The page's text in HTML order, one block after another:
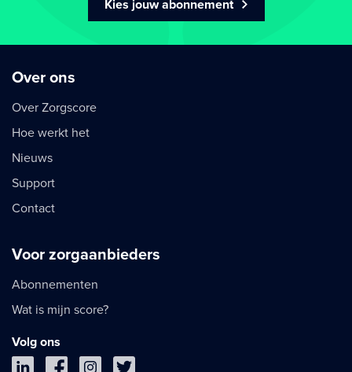
Kies jouw abonnement
Over ons
Over Zorgscore
Hoe werkt het
Nieuws
Support
Contact
Voor zorgaanbieders
Abonnementen
Wat is mijn score?
Volg ons